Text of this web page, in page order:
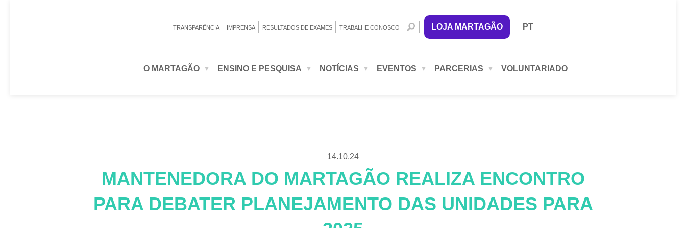
TRANSPARÊNCIA IMPRENSA RESULTADOS DE EXAMES TRABALHE CONOSCO LOJA MARTAGÃO PT
O MARTAGÃO ENSINO E PESQUISA NOTÍCIAS EVENTOS PARCERIAS VOLUNTARIADO
14.10.24
MANTENEDORA DO MARTAGÃO REALIZA ENCONTRO
PARA DEBATER PLANEJAMENTO DAS UNIDADES PARA